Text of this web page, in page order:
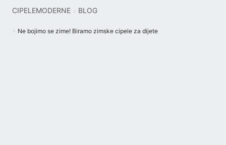
CIPELEMODERNE BLOG
Ne bojimo se zime! Biramo zimske cipele za dijete